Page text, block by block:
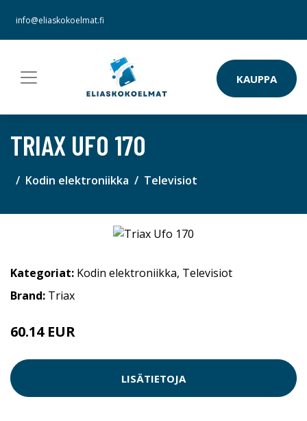
info@eliaskokoelmat.fi
KAUPPA
TRIAX UFO 170
Kodin elektroniikka Televisiot
Kategoriat: Kodin elektroniikka, Televisiot
Brand: Triax
60.14 EUR
LISÄTIETOJA